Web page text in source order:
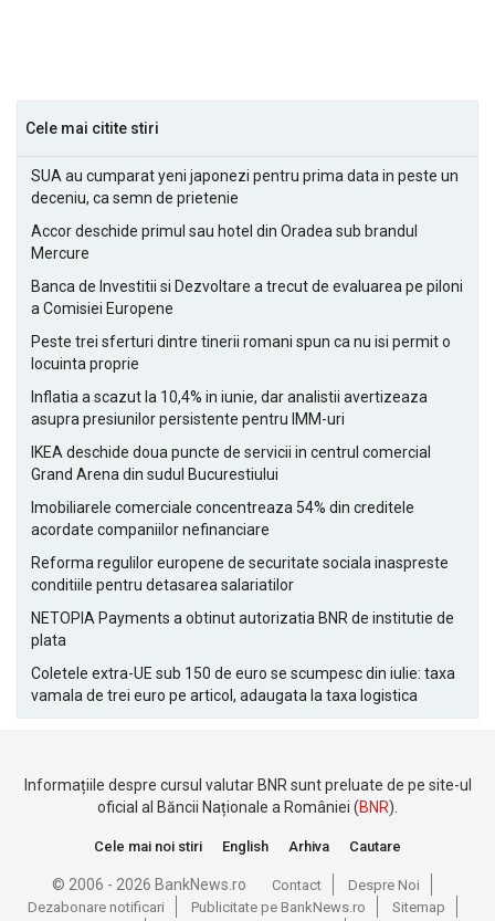
Cele mai citite stiri
SUA au cumparat yeni japonezi pentru prima data in peste un
deceniu, ca semn de prietenie
Accor deschide primul sau hotel din Oradea sub brandul
Mercure
Banca de Investitii si Dezvoltare a trecut de evaluarea pe piloni
a Comisiei Europene
Peste trei sferturi dintre tinerii romani spun ca nu isi permit o
locuinta proprie
Inflatia a scazut la 10,4% in iunie, dar analistii avertizeaza
asupra presiunilor persistente pentru IMM-uri
IKEA deschide doua puncte de servicii in centrul comercial
Grand Arena din sudul Bucurestiului
Imobiliarele comerciale concentreaza 54% din creditele
acordate companiilor nefinanciare
Reforma regulilor europene de securitate sociala inaspreste
conditiile pentru detasarea salariatilor
NETOPIA Payments a obtinut autorizatia BNR de institutie de
plata
Coletele extra-UE sub 150 de euro se scumpesc din iulie: taxa
vamala de trei euro pe articol, adaugata la taxa logistica
Informațiile despre cursul valutar BNR sunt preluate de pe site-ul
oficial al Băncii Naționale a României (BNR).
Cele mai noi stiri English Arhiva Cautare
© 2006 - 2026 BankNews.ro Contact
Despre Noi
Dezabonare notificari
Publicitate pe BankNews.ro Sitemap